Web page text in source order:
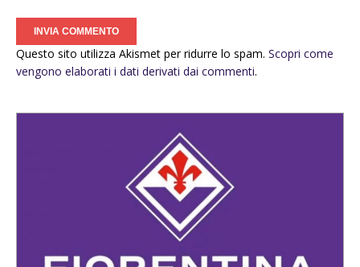
Questo sito utilizza Akismet per ridurre lo spam. Scopri come
vengono elaborati i dati derivati dai commenti.